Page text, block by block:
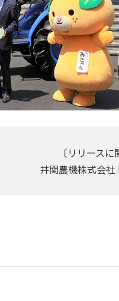
〔リリース
井関農機株式会